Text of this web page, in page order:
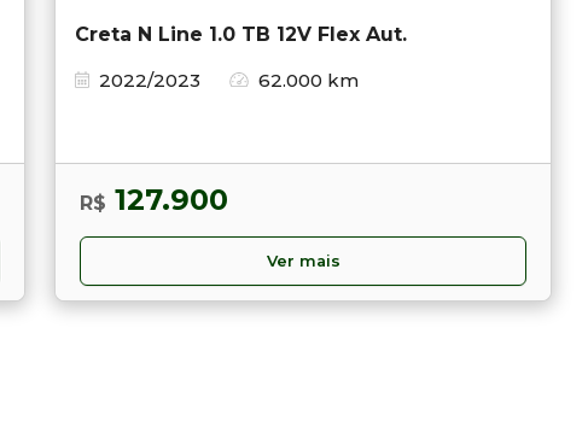
Creta N Line 1.0 TB 12V Flex Aut.
2022/2023
62.000 km
R$ 127.900
Ver mais